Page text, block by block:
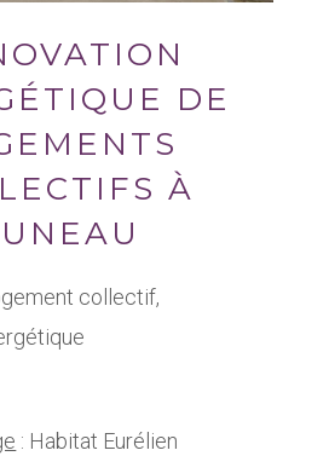
DE
À
collectif,
: Habitat Eurélien